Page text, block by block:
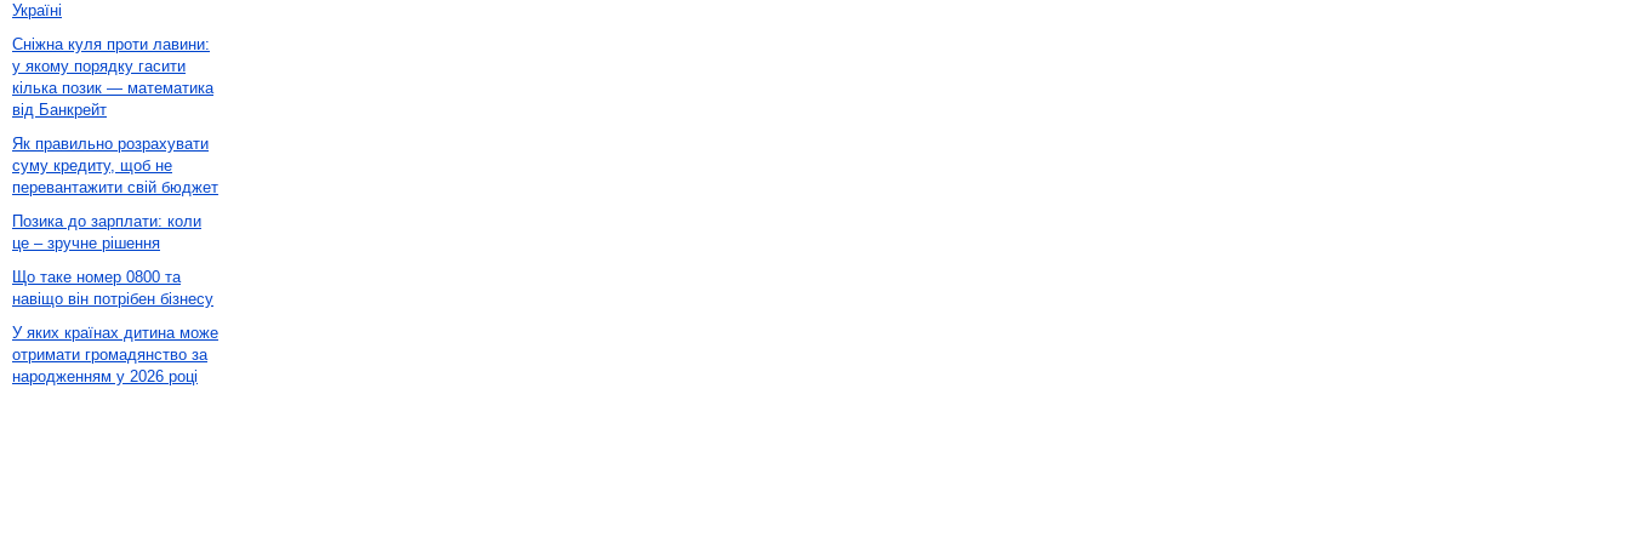
Україні
Сніжна куля проти лавини:
у якому порядку гасити
кілька позик — математика
від Банкрейт
Як правильно розрахувати
суму кредиту, щоб не
перевантажити свій бюджет
Позика до зарплати: коли
це – зручне рішення
Що таке номер 0800 та
навіщо він потрібен бізнесу
У яких країнах дитина може
отримати громадянство за
народженням у 2026 році